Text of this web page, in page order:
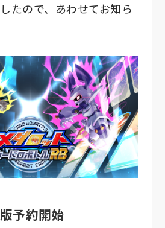
たので、あわせてお知ら
予約開始